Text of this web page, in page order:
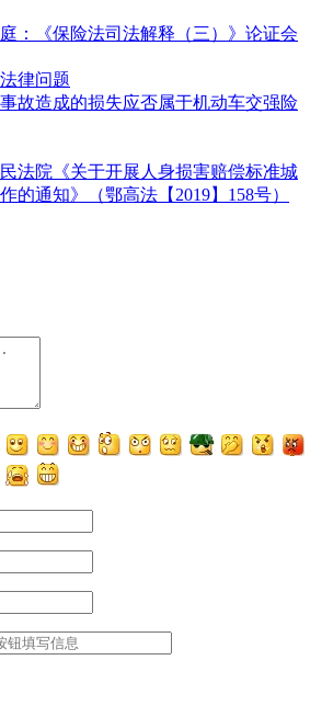
：《保险法司法解释（三）》论证会
律问题
故造成的损失应否属于机动车交强险
法院《关于开展人身损害赔偿标准城
的通知》（鄂高法【2019】158号）